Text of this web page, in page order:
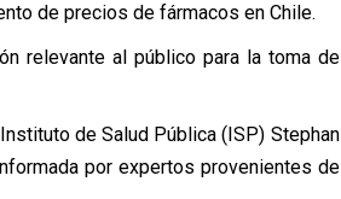
de precios de fármacos en Chile.
relevante al público para la toma de
de Salud Pública (ISP) Stephan
por expertos provenientes de